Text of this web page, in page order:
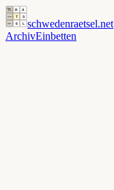
schwedenraetsel.net
ArchivEinbetten